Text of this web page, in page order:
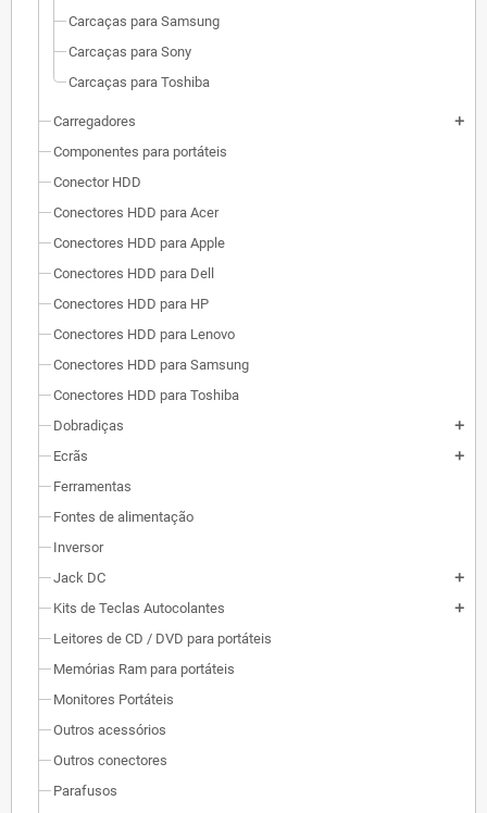
Carcaças para Samsung
Carcaças para Sony
Carcaças para Toshiba
Carregadores add
Componentes para portáteis
Conector HDD
Conectores HDD para Acer
Conectores HDD para Apple
Conectores HDD para Dell
Conectores HDD para HP
Conectores HDD para Lenovo
Conectores HDD para Samsung
Conectores HDD para Toshiba
Dobradiças
add
Ecrãs add
Ferramentas
Fontes de alimentação
Inversor
Jack DC
add
Kits de Teclas Autocolantes add
Leitores de CD / DVD para portáteis
Memórias Ram para portáteis
Monitores Portáteis
Outros acessórios
Outros conectores
Parafusos